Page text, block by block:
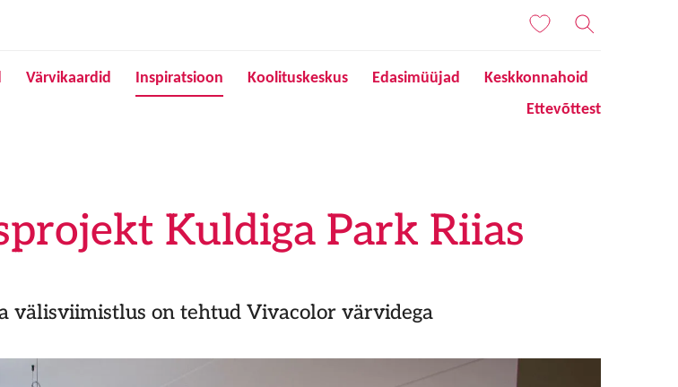
Värvikaardid Inspiratsioon Koolituskeskus Edasimüüjad
Keskkonnahoid
Ettevõttest
Kuldiga Park Riias
välisviimistlus on tehtud Vivacolor värvidega